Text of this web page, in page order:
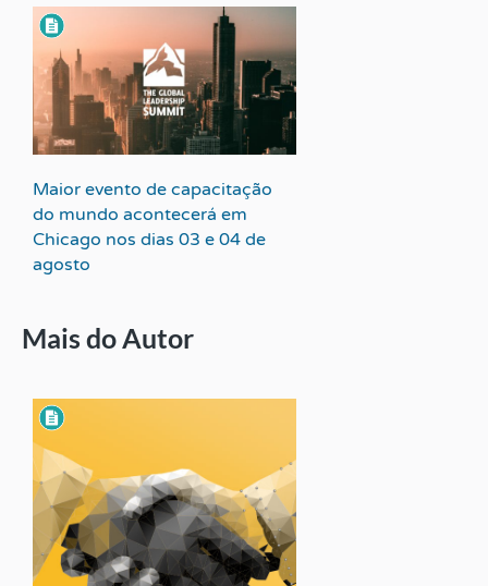
Maior evento de capacitação
do mundo acontecerá em
Chicago nos dias 03 e 04 de
agosto
Mais do Autor